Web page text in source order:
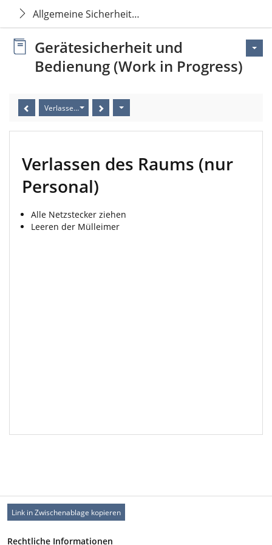
Allgemeine Sicherheitsvorschriften
Gerätesicherheit und
Bedienung (Work in Progress)
Verlassen des Raums (nur Personal)
Verlassen des Raums (nur
Personal)
Alle Netzstecker ziehen
Leeren der Mülleimer
Link in Zwischenablage kopieren
Rechtliche Informationen